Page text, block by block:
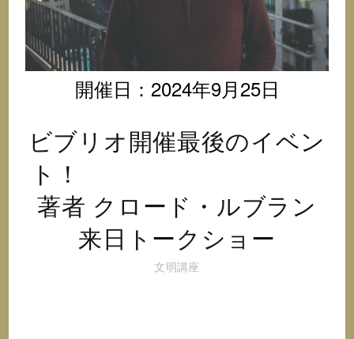
開催日：2024年9月25日
ビブリオ開催最後のイベン
ト！
著者 クロード・ルブラン
来日トークショー
文明講座